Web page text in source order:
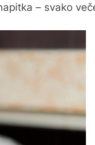
– svako